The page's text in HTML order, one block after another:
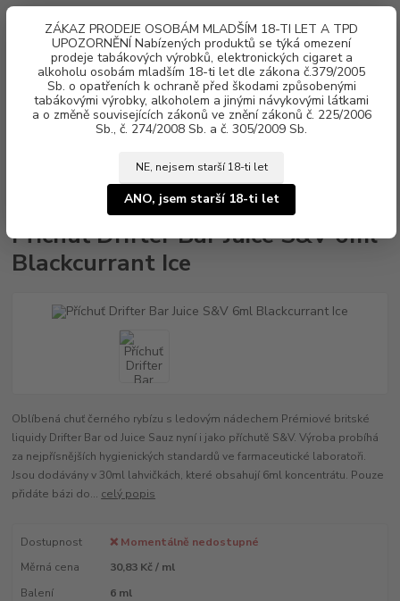
ZÁKAZ PRODEJE OSOBÁM MLADŠÍM 18-TI LET A TPD
UPOZORNĚNÍ Nabízených produktů se týká omezení
prodeje tabákových výrobků, elektronických cigaret a
alkoholu osobám mladším 18-ti let dle zákona č.379/2005
Sb. o opatřeních k ochraně před škodami způsobenými
tabákovými výrobky, alkoholem a jinými návykovými látkami
a o změně souvisejících zákonů ve znění zákonů č. 225/2006
Sb., č. 274/2008 Sb. a č. 305/2009 Sb.
NE, nejsem starší 18-ti let
ANO, jsem starší 18-ti let
Menu
za0 Kč
Bar Juice S&V 6ml Blackcurrant Ice
Příchuť Drifter Bar Juice S&V 6ml
Blackcurrant Ice
Oblíbená chuť černého rybízu s ledovým nádechem Prémiové britské
liquidy Drifter Bar od Juice Sauz nyní i jako příchutě S&V. Výroba probíhá
za nejpřísnějších hygienických standardů ve farmaceutické laboratoři.
Jsou dodávány v 30ml lahvičkách, které obsahují 6ml koncentrátu. Pouze
přidáte bázi do... celý popis
Dostupnost
❌ Momentálně nedostupné
Měrná cena
30,83 Kč / ml
Balení
6 ml